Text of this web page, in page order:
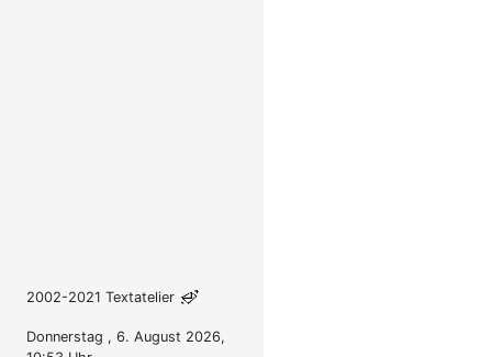
2002-2021 Textatelier
Donnerstag , 6. August 2026,